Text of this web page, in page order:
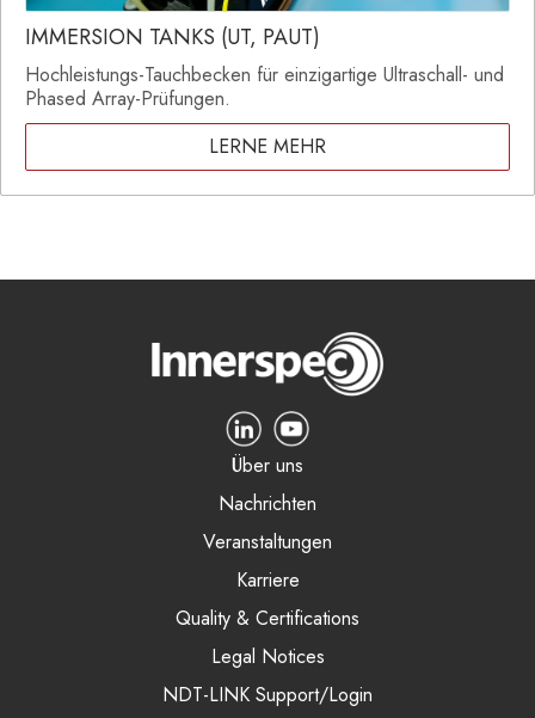
IMMERSION TANKS (UT, PAUT)
Hochleistungs-Tauchbecken für einzigartige Ultraschall- und
Phased Array-Prüfungen.
LERNE MEHR
Über uns
Nachrichten
Veranstaltungen
Karriere
Quality & Certifications
Legal Notices
NDT-LINK Support/Login